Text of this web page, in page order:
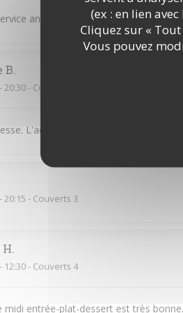
(ex : en lien
Cliquez sur «
Vous pouvez
and very good food,
B
- 20:30 - Couverts 2
L'accueil est chaleureux et
- 20:15 - Couverts 3
H
- 12:30 - Couverts 4
midi entrée-plat-dessert est très